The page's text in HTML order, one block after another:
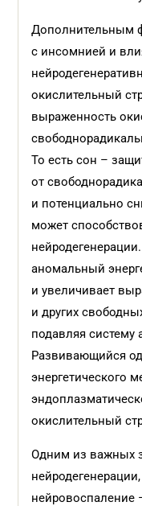
Дополнительным
с инсомнией и
окислительный
выраженность
То есть сон –
от
и потенциально
может
аномальный
и увеличивает
и других
подавляя
Развивающийся
энергетического
окислительный
Одним из важных
нейровоспаление